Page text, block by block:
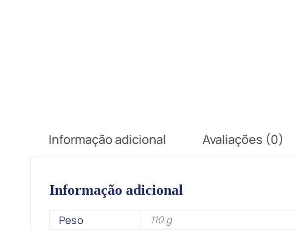
Informação adicional Avaliações (0)
Informação adicional
Peso 110 g